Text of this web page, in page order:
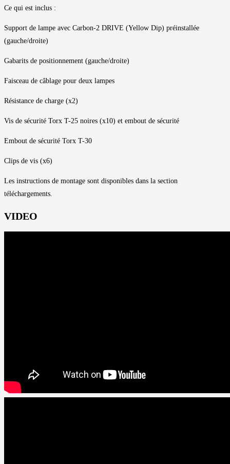
Ce qui est inclus :
Support de lampe avec Carbon-2 DRIVE (Yellow Dip) préinstallée
(gauche/droite)
Gabarits de positionnement (gauche/droite)
Faisceau de câblage pour deux lampes
Résistance de charge (x2)
Vis de sécurité Torx T-25 noires (x10) et embout de sécurité
Embout de sécurité Torx T-30
Clips de vis (x6)
Les instructions de montage sont disponibles dans la section
téléchargements.
VIDEO